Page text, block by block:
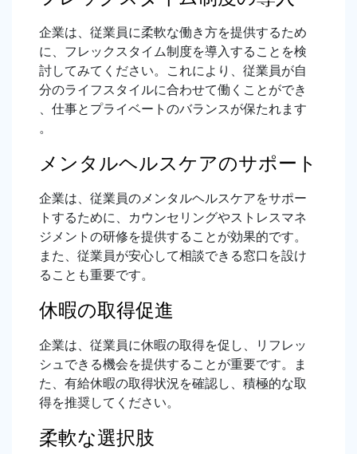
企業は、従業員に柔軟な働き方を提供するため
に、フレックスタイム制度を導入することを検
討してみてください。これにより、従業員が自
分のライフスタイルに合わせて働くことができ
、仕事とプライベートのバランスが保たれます
。
メンタルヘルスケアのサポート
企業は、従業員のメンタルヘルスケアをサポー
トするために、カウンセリングやストレスマネ
ジメントの研修を提供することが効果的です。
また、従業員が安心して相談できる窓口を設け
ることも重要です。
休暇の取得促進
企業は、従業員に休暇の取得を促し、リフレッ
シュできる機会を提供することが重要です。ま
た、有給休暇の取得状況を確認し、積極的な取
得を推奨してください。
柔軟な選択肢